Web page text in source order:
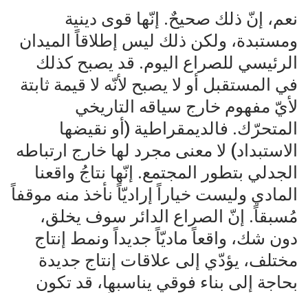
نعم، إنّ ذلك صحيحٌ. إنّها قوى دينية
ومستبدة، ولكن ذلك ليس إطلاقاً الميدان
الرئيسي للصراع اليوم. قد يصبح كذلك
في المستقبل أو لا يصبح لأنّه لا قيمة ثابتة
لأيّ مفهوم خارج سياقه التاريخي
المتحرّك. فالديمقراطية (أو نقيضها
الاستبداد) لا معنى مجرد لها خارج ارتباطه
الجدلي بتطور المجتمع. إنّها نتاجُ واقعنا
المادي وليست خياراً إراديّاً نأخذ منه موقفاً
مُسبقاً. إنّ الصراع الدائر سوف يخلق،
دون شك، واقعاً ماديّاً جديداً ونمط إنتاج
مختلف، يؤدّي إلى علاقات إنتاج جديدة
بحاجة إلى بناء فوقي يناسبها، قد تكون